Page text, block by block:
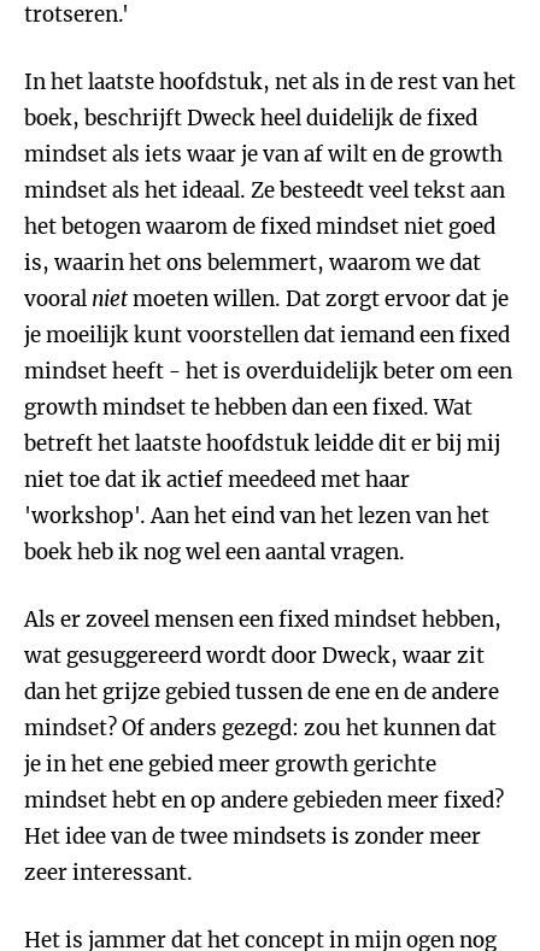
trotseren.'
In het laatste hoofdstuk, net als in de rest van het
boek, beschrijft Dweck heel duidelijk de fixed
mindset als iets waar je van af wilt en de growth
mindset als het ideaal. Ze besteedt veel tekst aan
het betogen waarom de fixed mindset niet goed
is, waarin het ons belemmert, waarom we dat
vooral nietmoeten willen. Dat zorgt ervoor dat je
je moeilijk kunt voorstellen dat iemand een fixed
mindset heeft - het is overduidelijk beter om een
growth mindset te hebben dan een fixed. Wat
betreft het laatste hoofdstuk leidde dit er bij mij
niet toe dat ik actief meedeed met haar
'workshop'. Aan het eind van het lezen van het
boek heb ik nog wel een aantal vragen.
Als er zoveel mensen een fixed mindset hebben,
wat gesuggereerd wordt door Dweck, waar zit
dan het grijze gebied tussen de ene en de andere
mindset? Of anders gezegd: zou het kunnen dat
je in het ene gebied meer growth gerichte
mindset hebt en op andere gebieden meer fixed?
Het idee van de twee mindsets is zonder meer
zeer interessant.
Het is jammer dat het concept in mijn ogen nog